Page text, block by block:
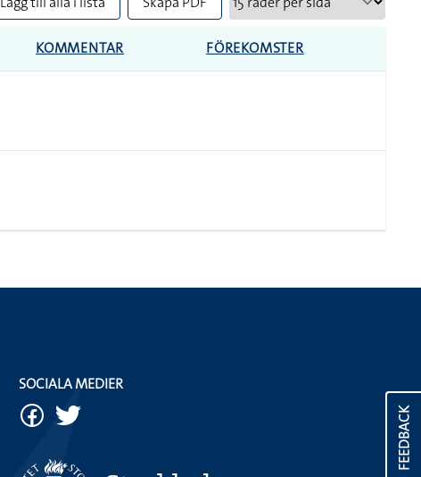
KOMMENTAR FÖREKOMSTER
FEEDBACK
SOCIALA MEDIER